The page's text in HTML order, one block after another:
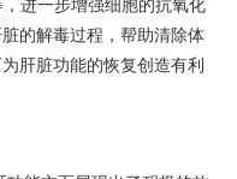
进一步增强细胞的抗氧化
的解毒过程，帮助清除体
肝脏功能的恢复创造有利